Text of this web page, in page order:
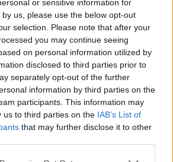
or sensitive information for
us, please use the below opt-out
selection. Please note that after your
you may continue seeing
on personal information utilized by
disclosed to third parties prior to
separately opt-out of the further
information by third parties on the
participants. This information may
us to third parties on the IAB’s List of
that may further disclose it to other